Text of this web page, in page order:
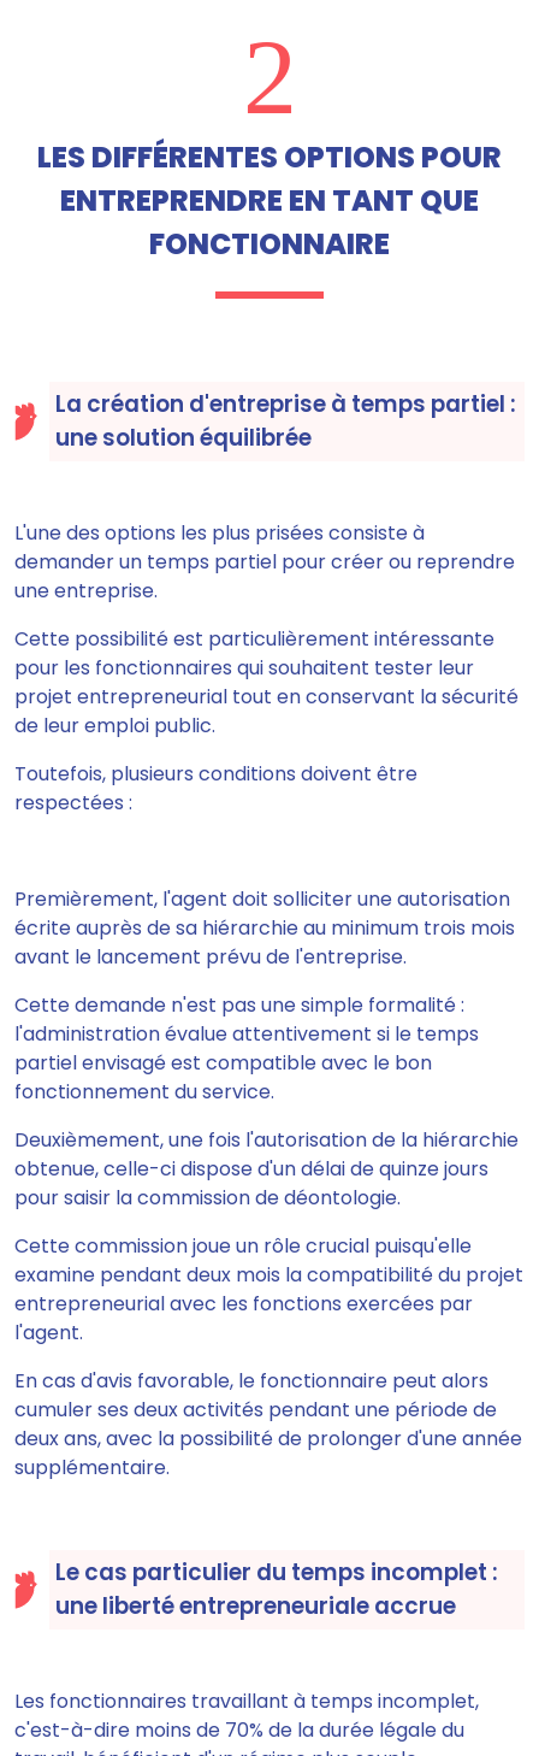
2
LES DIFFÉRENTES OPTIONS POUR
ENTREPRENDRE EN TANT QUE
FONCTIONNAIRE
La création d'entreprise à temps partiel :
une solution équilibrée
L'une des options les plus prisées consiste à
demander un temps partiel pour créer ou reprendre
une entreprise.
Cette possibilité est particulièrement intéressante
pour les fonctionnaires qui souhaitent tester leur
projet entrepreneurial tout en conservant la sécurité
de leur emploi public.
Toutefois, plusieurs conditions doivent être
respectées :
Premièrement, l'agent doit solliciter une autorisation
écrite auprès de sa hiérarchie au minimum trois mois
avant le lancement prévu de l'entreprise.
Cette demande n'est pas une simple formalité :
l'administration évalue attentivement si le temps
partiel envisagé est compatible avec le bon
fonctionnement du service.
Deuxièmement, une fois l'autorisation de la hiérarchie
obtenue, celle-ci dispose d'un délai de quinze jours
pour saisir la commission de déontologie.
Cette commission joue un rôle crucial puisqu'elle
examine pendant deux mois la compatibilité du projet
entrepreneurial avec les fonctions exercées par
l'agent.
En cas d'avis favorable, le fonctionnaire peut alors
cumuler ses deux activités pendant une période de
deux ans, avec la possibilité de prolonger d'une année
supplémentaire.
Le cas particulier du temps incomplet :
une liberté entrepreneuriale accrue
Les fonctionnaires travaillant à temps incomplet,
c'est-à-dire moins de 70% de la durée légale du